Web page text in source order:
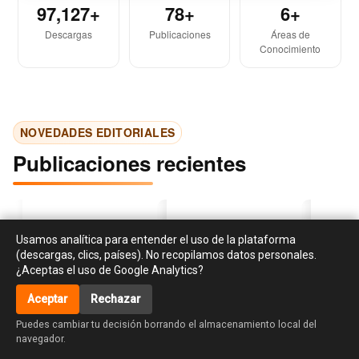
Usamos analítica para entender el uso de la plataforma
(descargas, clics, países). No recopilamos datos personales.
¿Aceptas el uso de Google Analytics?
Aceptar Rechazar
Puedes cambiar tu decisión borrando el almacenamiento local del
navegador.
97,127+
Descargas
78+
Publicaciones
6+
Áreas de
Conocimiento
NOVEDADES EDITORIALES
Publicaciones recientes
Investigación en
responsabilidad social y
sostenibilidad:
Libro de cocina para el
‹